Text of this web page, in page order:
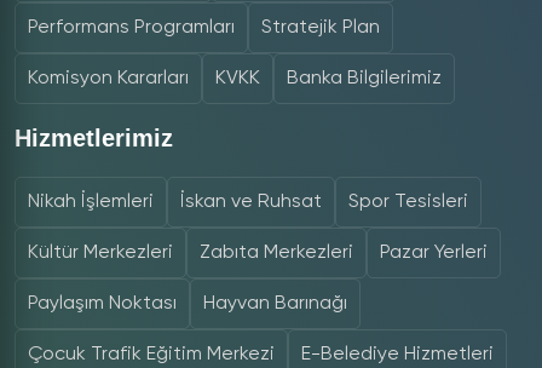
Performans Programları Stratejik Plan
Komisyon Kararları KVKK Banka Bilgilerimiz
Hizmetlerimiz
Nikah İşlemleri İskan ve Ruhsat Spor Tesisleri
Kültür Merkezleri Zabıta Merkezleri Pazar Yerleri
Paylaşım Noktası Hayvan Barınağı
Çocuk Trafik Eğitim Merkezi E-Belediye Hizmetleri